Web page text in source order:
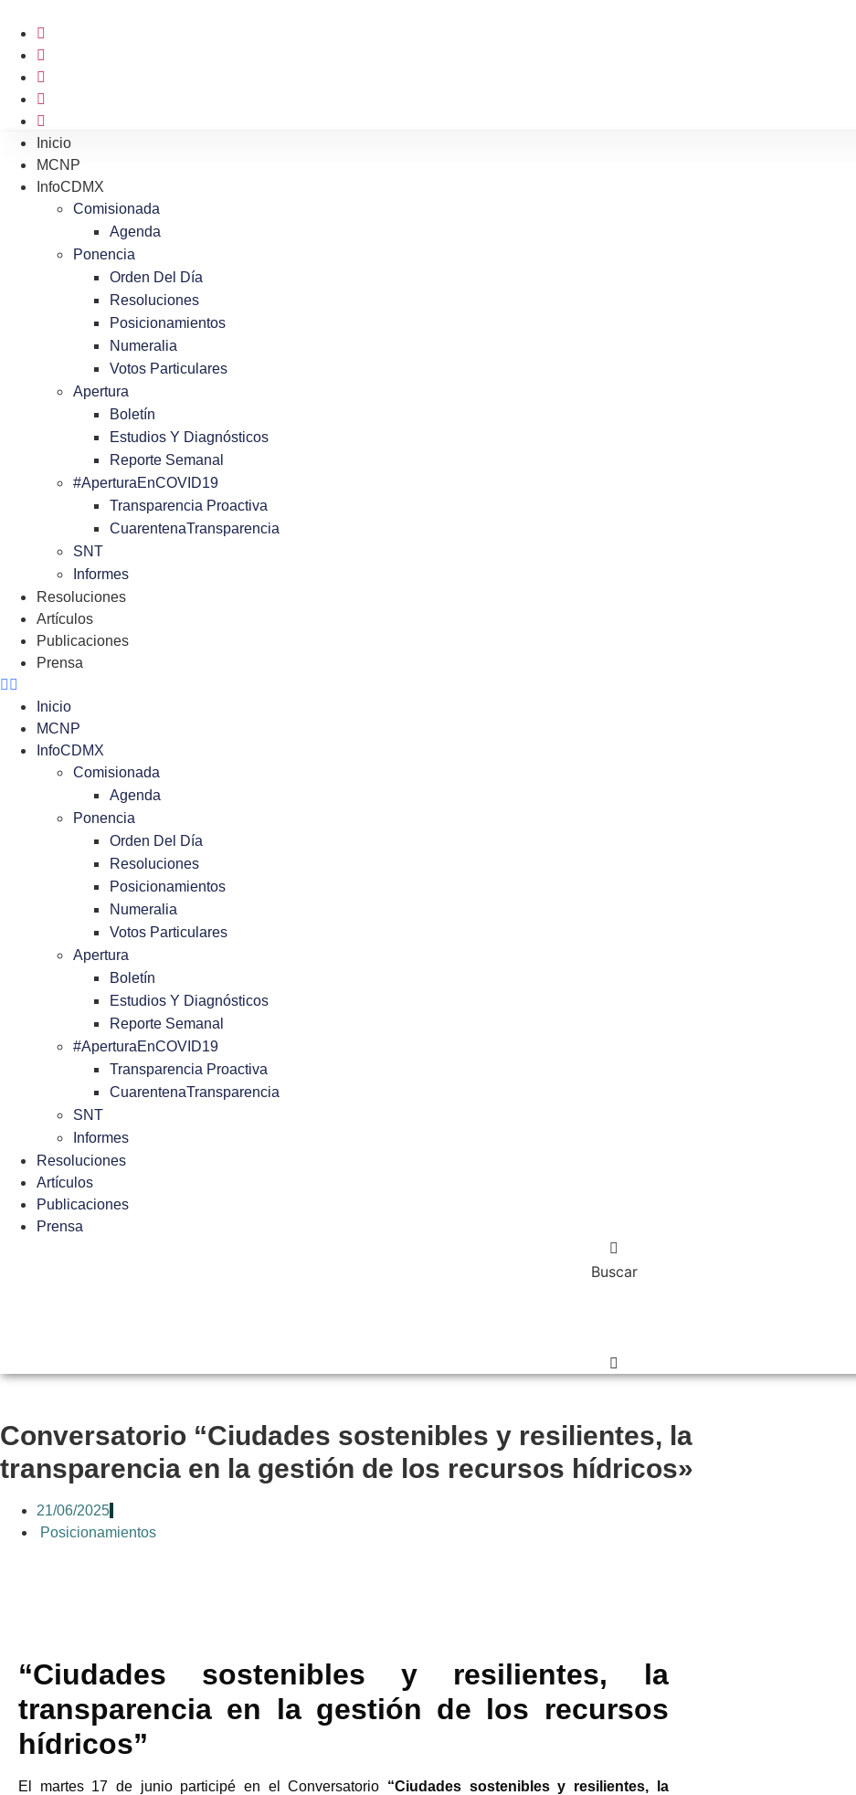
contenido
Inicio
MCNP
InfoCDMX
Comisionada
Agenda
Ponencia
Orden Del Día
Resoluciones
Posicionamientos
Numeralia
Votos Particulares
Apertura
Boletín
Estudios Y Diagnósticos
Reporte Semanal
#AperturaEnCOVID19
Transparencia Proactiva
CuarentenaTransparencia
SNT
Informes
Resoluciones
Artículos
Publicaciones
Prensa
Inicio
MCNP
InfoCDMX
Comisionada
Agenda
Ponencia
Orden Del Día
Resoluciones
Posicionamientos
Numeralia
Votos Particulares
Apertura
Boletín
Estudios Y Diagnósticos
Reporte Semanal
#AperturaEnCOVID19
Transparencia Proactiva
CuarentenaTransparencia
SNT
Informes
Resoluciones
Artículos
Publicaciones
Prensa
Buscar
Conversatorio “Ciudades sostenibles y resilientes, la
transparencia en la gestión de los recursos hídricos»
21/06/2025
Posicionamientos
“Ciudades sostenibles y resilientes, la
transparencia en la gestión de los recursos
hídricos”
El martes 17 de junio participé en el Conversatorio “Ciudades sostenibles y resilientes, la